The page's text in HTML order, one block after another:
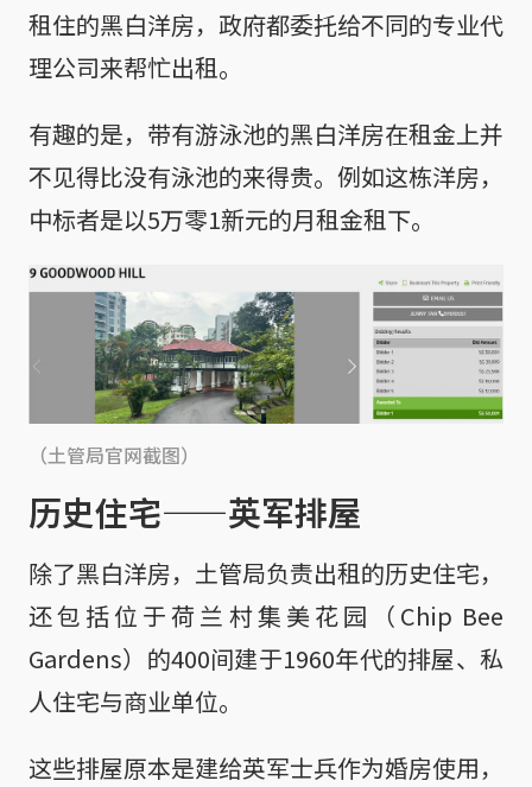
租住的黑白洋房，政府都委托给不同的专业代
理公司来帮忙出租。
有趣的是，带有游泳池的黑白洋房在租金上并
不见得比没有泳池的来得贵。例如这栋洋房，
中标者是以5万零1新元的月租金租下。
（土管局官网截图）
历史住宅——英军排屋
除了黑白洋房，土管局负责出租的历史住宅，
还包括位于荷兰村集美花园（Chip Bee
Gardens）的400间建于1960年代的排屋、私
人住宅与商业单位。
这些排屋原本是建给英军士兵作为婚房使用，